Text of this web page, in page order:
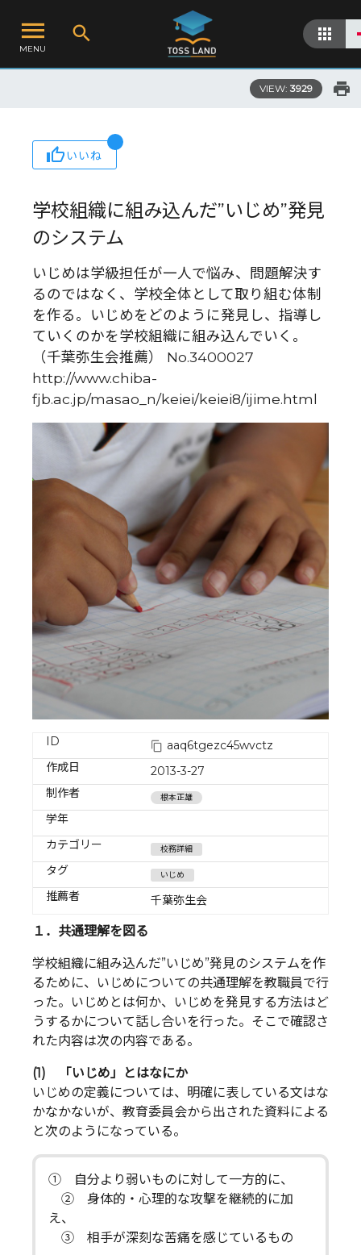
MENU
VIEW: 3929
いいね
学校組織に組み込んだ”いじめ”発見
のシステム
いじめは学級担任が一人で悩み、問題解決す
るのではなく、学校全体として取り組む体制
を作る。いじめをどのように発見し、指導し
ていくのかを学校組織に組み込んでいく。
（千葉弥生会推薦） No.3400027
http://www.chiba-
fjb.ac.jp/masao_n/keiei/keiei8/ijime.html
ID
aaq6tgezc45wvctz
作成日
2013-3-27
制作者
根本正雄
学年
カテゴリー
校務詳細
タグ いじめ
推薦者 千葉弥生会
１．共通理解を図る
学校組織に組み込んだ”いじめ”発見のシステムを作
るために、いじめについての共通理解を教職員で行
った。いじめとは何か、いじめを発見する方法はど
うするかについて話し合いを行った。そこで確認さ
れた内容は次の内容である。
(1) 「いじめ」とはなにか
いじめの定義については、明確に表している文はな
かなかないが、教育委員会から出された資料による
と次のようになっている。
① 自分より弱いものに対して一方的に、
② 身体的・心理的な攻撃を継続的に加
え、
③ 相手が深刻な苦痛を感じているもの